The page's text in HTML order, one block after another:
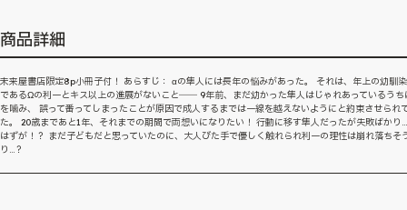
商品詳細
未来屋書店限定8p小冊子付！ あらすじ： αの隼人には長年の悩みがあった。 それは、年上の幼馴
であるΩの利一とキス以上の進展がないこと―― 9年前、まだ幼かった隼人はじゃれあっているうち
を噛み、 誤って番ってしまったことが原因で成人するまでは一線を越えないようにと約束させられ
た。 20歳まであと1年、それまでの期間で両想いになりたい！ 行動に移す隼人だったが失敗ばかり
はずが！？ まだ子どもだと思っていたのに、大人びた手で優しく触れられ利一の理性は崩れ落ちそ
り…？